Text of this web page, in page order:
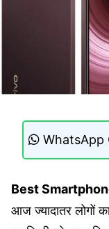
WhatsApp
Best
आज ज्यादातर लोगों